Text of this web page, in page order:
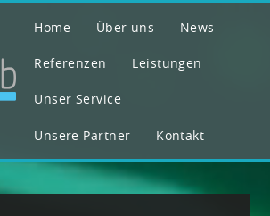
Home Über uns News
Referenzen Leistungen
Unser Service
Unsere Partner Kontakt